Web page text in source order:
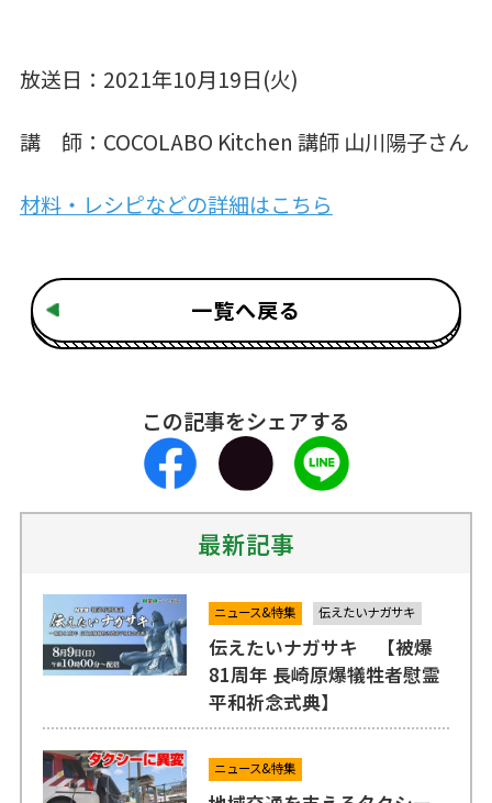
放送日：2021年10月19日(火)
講 師：COCOLABO Kitchen 講師 山川陽子さん
材料・レシピなどの詳細はこちら
一覧へ戻る
この記事をシェアする
最新記事
ニュース&特集 伝えたいナガサキ
伝えたいナガサキ 【被爆
81周年 長崎原爆犠牲者慰霊
平和祈念式典】
ニュース&特集